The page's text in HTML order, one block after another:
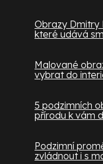
Obrazy Dmitry
které udává
Malované
vybrat do
5 podzimních
přírodu k vám
Podzimní
zvládnout i s